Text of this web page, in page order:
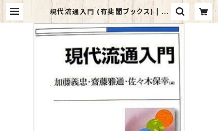
現代流通入門 (有斐閣ブックス) | マ
イブックス関大前店(店頭受取オーダ
ー用)